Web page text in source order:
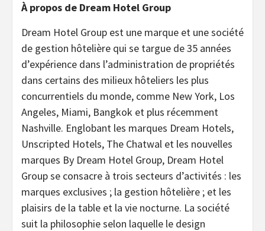
À propos de Dream Hotel Group
Dream Hotel Group est une marque et une société
de gestion hôtelière qui se targue de 35 années
d’expérience dans l’administration de propriétés
dans certains des milieux hôteliers les plus
concurrentiels du monde, comme New York, Los
Angeles, Miami, Bangkok et plus récemment
Nashville. Englobant les marques Dream Hotels,
Unscripted Hotels, The Chatwal et les nouvelles
marques By Dream Hotel Group, Dream Hotel
Group se consacre à trois secteurs d’activités : les
marques exclusives ; la gestion hôtelière ; et les
plaisirs de la table et la vie nocturne. La société
suit la philosophie selon laquelle le design